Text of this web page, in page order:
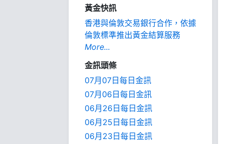
黃金快訊
香港與倫敦交易銀行合作，依據
倫敦標準推出黃金結算服務
More...
金訊頭條
07月07日每日金訊
07月06日每日金訊
06月26日每日金訊
06月25日每日金訊
06月23日每日金訊